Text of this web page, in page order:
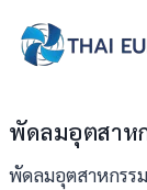
content
พัดลมอุตสาห
พัดลมอุตสาหกรร